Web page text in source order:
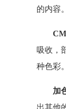
的内容。
吸收，
种色彩。
加
出其他